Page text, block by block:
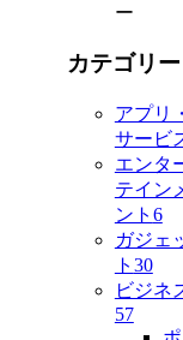
ー
カテゴリー
アプリ・
サービ
エンタ
テイン
ント 6
ガジェ
ト 30
ビジネ
57